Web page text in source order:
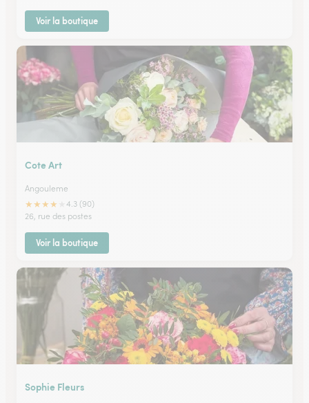
Voir la boutique
Cote Art
Angouleme
★★★★
4.3 (90)
26, rue des postes
Voir la boutique
Sophie Fleurs